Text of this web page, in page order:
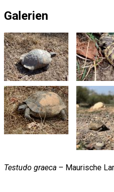
Galerien
Testudo graeca – Maurische